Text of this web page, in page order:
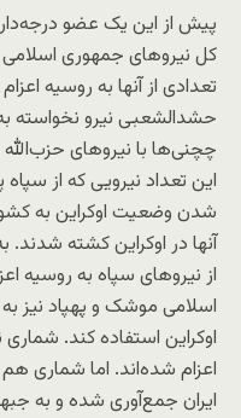
پیش از این یک عضو درجه‌دار
تعدادی از آنها به روسیه
حشدالشعبی نیرو نخواسته
چچنی‌ها با نیروهای
این تعداد نیرویی که از
شدن وضعیت اوکراین به
آنها در اوکراین کشته شدند.
از نیروهای سپاه به روسیه
اسلامی موشک و پهپاد نیز
اوکراین استفاده کند.
اعزام شده‌اند. اما شماری
ایران جمع‌آوری شده و به